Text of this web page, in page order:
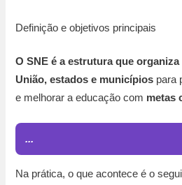
Definição e objetivos principais
O SNE é a estrutura que
União, estados e municípios para
e melhorar a educação com metas
...
Na prática, o que acontece é o